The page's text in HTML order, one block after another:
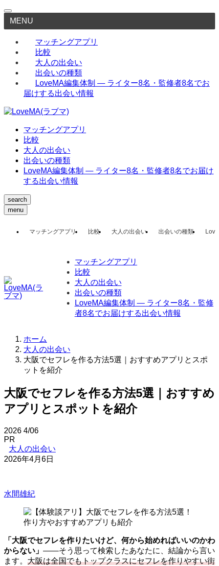
MENU
マッチングアプリ
比較
大人の出会い
出会いの種類
LoveMA編集体制 — ライター8名・監修者8名でお
届けする出会い情報
マッチングアプリ
比較
大人の出会い
出会いの種類
LoveMA編集体制 — ライター8名・監修者8名でお届け
する出会い情報
search
menu
マッチングアプリ 比較 大人の出会い 出会いの種類
マッチングアプリ
比較
大人の出会い
出会いの種類
LoveMA編集体制 — ライター8名・監修
者8名でお届けする出会い情報
ホーム
大人の出会い
大阪でセフレを作る方法5選｜おすすめアプリとスポ
ットを紹介
大阪でセフレを作る方法5選｜おすすめ
アプリとスポットを紹介
2026 4/06
PR
大人の出会い
2026年4月6日
水間雄紀
「大阪でセフレを作りたいけど、何から始めればいいのかわ
からない」 ――そう思って検索したあなたに、結論から言い
ます。 大阪は全国でもトップクラスにセフレを作りやすい街